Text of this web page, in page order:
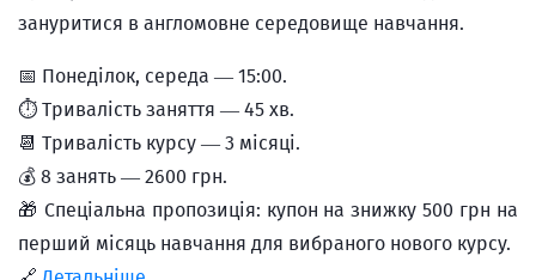
зануритися в англомовне середовище навчання.
📅 Понеділок, середа — 15:00.
⏱ Тривалість заняття — 45 хв.
📆 Тривалість курсу — 3 місяці.
💰 8 занять — 2600 грн.
🎁 Спеціальна пропозиція: купон на знижку 500 грн на
перший місяць навчання для вибраного нового курсу.